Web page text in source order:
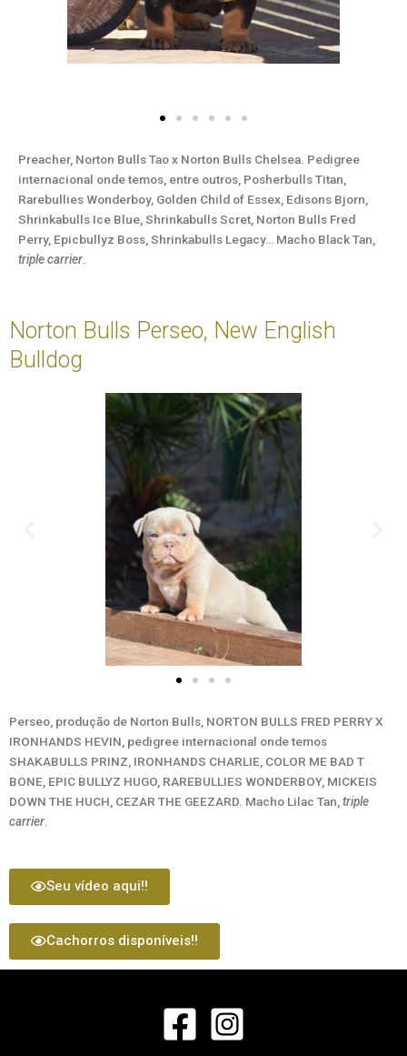
Preacher, Norton Bulls Tao x Norton Bulls Chelsea. Pedigree
internacional onde temos, entre outros, Posherbulls Titan,
Rarebullies Wonderboy, Golden Child of Essex, Edisons Bjorn,
Shrinkabulls Ice Blue, Shrinkabulls Scret, Norton Bulls Fred
Perry, Epicbullyz Boss, Shrinkabulls Legacy… Macho Black Tan,
triple carrier
Norton Bulls Perseo, New English
Bulldog
Perseo, produção de Norton Bulls, NORTON BULLS FRED PERRY X
IRONHANDS HEVIN, pedigree internacional onde temos
SHAKABULLS PRINZ, IRONHANDS CHARLIE, COLOR ME BAD T
BONE, EPIC BULLYZ HUGO, RAREBULLIES WONDERBOY, MICKEIS
DOWN THE HUCH, CEZAR THE GEEZARD. Macho Lilac Tan, triple
carrier
Seu vídeo aqui!!
Cachorros disponíveis!!